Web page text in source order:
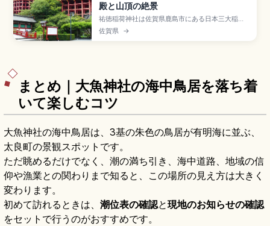
殿と山頂の絶景
祐徳稲荷神社は佐賀県鹿島市にある日本三大稲荷
のひとつで、貞享4年(1687年)に肥前鹿島藩主夫
人・花山院萬子媛が京都の稲荷大神を勧請した神
佐賀県 →
まとめ｜大魚神社の海中鳥居を落ち着
いて楽しむコツ
大魚神社の海中鳥居は、3基の朱色の鳥居が有明海に並ぶ、
太良町の景観スポットです。
ただ眺めるだけでなく、潮の満ち引き、海中道路、地域の信
仰や漁業との関わりまで知ると、この場所の見え方は大きく
変わります。
初めて訪れるときは、 潮位表の確認と現地のお知らせの確認
をセットで行うのがおすすめです。